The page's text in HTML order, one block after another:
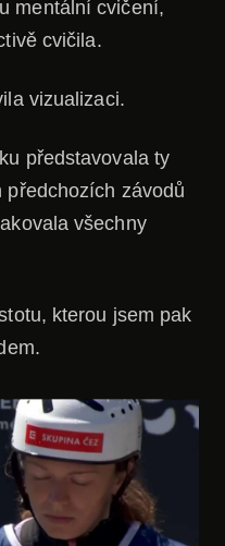
mentální cvičení,
cvičila.
vizualizaci.
představovala ty
předchozích závodů
všechny
kterou jsem pak